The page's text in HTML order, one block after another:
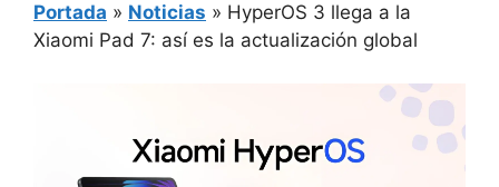
Portada » Noticias » HyperOS 3 llega a la
Xiaomi Pad 7: así es la actualización global